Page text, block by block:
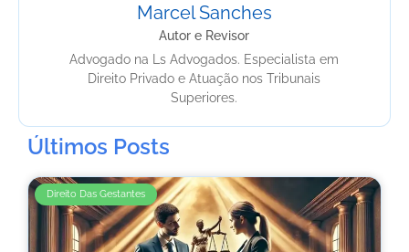
Marcel Sanches
Autor e Revisor
Advogado na Ls Advogados. Especialista em
Direito Privado e Atuação nos Tribunais
Superiores.
Últimos Posts
Direito Das Gestantes